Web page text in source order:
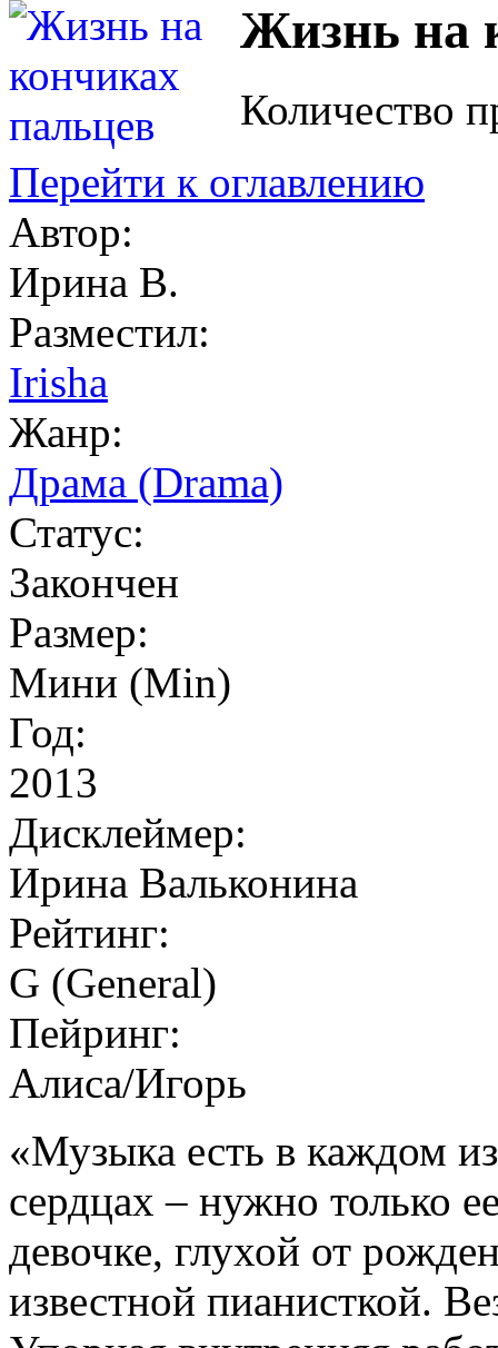
Жизнь на
Количество
Перейти к оглавлению
Автор:
Ирина В.
Разместил:
Irisha
Жанр:
Драма (Drama)
Статус:
Закончен
Размер:
Мини (Min)
Год:
2013
Дисклеймер:
Ирина Вальконина
Рейтинг:
G (General)
Пейринг:
Алиса/Игорь
«Музыка есть в каждом
сердцах – нужно только
девочке, глухой от
известной пианисткой.